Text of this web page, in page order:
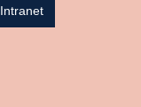
Intranet